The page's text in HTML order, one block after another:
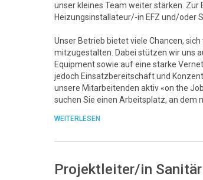
unser kleines Team weiter stärken.
Heizungsinstallateur/-in EFZ und/oder
Unser Betrieb bietet viele Chancen,
mitzugestalten. Dabei stützen wir uns
Equipment sowie auf eine starke
jedoch Einsatzbereitschaft und
unsere Mitarbeitenden aktiv «on the
suchen Sie einen Arbeitsplatz, an dem
WEITERLESEN
Projektleiter/in